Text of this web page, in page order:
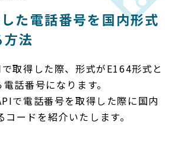
た電話番号を国内形式
法
取得した際、形式がE164形式と
話番号になります。
で電話番号を取得した際に国内
ードを紹介いたします。